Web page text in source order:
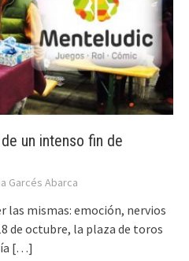
un intenso fin de
Garcés Abarca
las mismas: emoción, nervios
de octubre, la plaza de toros
[…]